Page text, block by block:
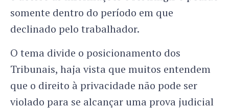
somente dentro do período em que
declinado pelo trabalhador.
O tema divide o posicionamento dos
Tribunais, haja vista que muitos entendem
que o direito à privacidade não pode ser
violado para se alcançar uma prova judicial